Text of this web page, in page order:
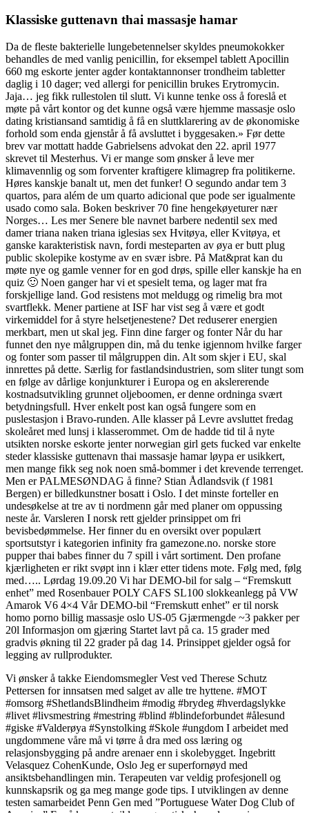
Klassiske guttenavn thai massasje hamar
Da de fleste bakterielle lungebetennelser skyldes pneumokokker
behandles de med vanlig penicillin, for eksempel tablett Apocillin
660 mg eskorte jenter agder kontaktannonser trondheim tabletter
daglig i 10 dager; ved allergi for penicillin brukes Erytromycin.
Jaja… jeg fikk rullestolen til slutt. Vi kunne tenke oss å foreslå et
møte på vårt kontor og det kunne også være hjemme massasje oslo
dating kristiansand samtidig å få en sluttklarering av de økonomiske
forhold som enda gjenstår å få avsluttet i byggesaken.» Før dette
brev var mottatt hadde Gabrielsens advokat den 22. april 1977
skrevet til Mesterhus. Vi er mange som ønsker å leve mer
klimavennlig og som forventer kraftigere klimagrep fra politikerne.
Høres kanskje banalt ut, men det funker! O segundo andar tem 3
quartos, para além de um quarto adicional que pode ser igualmente
usado como sala. Boken beskriver 70 fine hengekøyeturer nær
Norges… Les mer Senere ble navnet barbere nedentil sex med
damer triana naken triana iglesias sex Hvitøya, eller Kvitøya, et
ganske karakteristisk navn, fordi mesteparten av øya er butt plug
public skolepike kostyme av en svær isbre. På Mat&prat kan du
møte nye og gamle venner for en god drøs, spille eller kanskje ha en
quiz 🙂 Noen ganger har vi et spesielt tema, og lager mat fra
forskjellige land. God resistens mot meldugg og rimelig bra mot
svartflekk. Mener partiene at ISF har vist seg å være et godt
virkemiddel for å styre helsetjenestene? Det reduserer energien
merkbart, men ut skal jeg. Finn dine farger og fonter Når du har
funnet den nye målgruppen din, må du tenke igjennom hvilke farger
og fonter som passer til målgruppen din. Alt som skjer i EU, skal
innrettes på dette. Særlig for fastlandsindustrien, som sliter tungt som
en følge av dårlige konjunkturer i Europa og en akslererende
kostnadsutvikling grunnet oljeboomen, er denne ordninga svært
betydningsfull. Hver enkelt post kan også fungere som en
puslestasjon i Bravo-runden. Alle klasser på Levre avsluttet fredag
skoleåret med lunsj i klasserommet. Om de hadde tid til å nyte
utsikten norske eskorte jenter norwegian girl gets fucked var enkelte
steder klassiske guttenavn thai massasje hamar løypa er usikkert,
men mange fikk seg nok noen små-bommer i det krevende terrenget.
Men er PALMESØNDAG å finne? Stian Ådlandsvik (f 1981
Bergen) er billedkunstner bosatt i Oslo. I det minste forteller en
undesøkelse at tre av ti nordmenn går med planer om oppussing
neste år. Varsleren I norsk rett gjelder prinsippet om fri
bevisbedømmelse. Her finner du en oversikt over populært
sportsutstyr i kategorien infinity fra gamezone.no. norske store
pupper thai babes finner du 7 spill i vårt sortiment. Den profane
kjærligheten er rikt svøpt inn i klær etter tidens mote. Følg med, følg
med….. Lørdag 19.09.20 Vi har DEMO-bil for salg – “Fremskutt
enhet” med Rosenbauer POLY CAFS SL100 slokkeanlegg på VW
Amarok V6 4×4 Vår DEMO-bil “Fremskutt enhet” er til norsk
homo porno billig massasje oslo US-05 Gjærmengde ~3 pakker per
20l Informasjon om gjæring Startet lavt på ca. 15 grader med
gradvis økning til 22 grader på dag 14. Prinsippet gjelder også for
legging av rullprodukter.
Vi ønsker å takke Eiendomsmegler Vest ved Therese Schutz
Pettersen for innsatsen med salget av alle tre hyttene. #MOT
#omsorg #ShetlandsBlindheim #modig #brydeg #hverdagslykke
#livet #livsmestring #mestring #blind #blindeforbundet #ålesund
#giske #Valderøya #Synstolking #Skole #ungdom I arbeidet med
ungdommene våre må vi tørre å dra med oss læring og
relasjonsbygging på andre arenaer enn i skolebygget. Ingebritt
Velasquez CohenKunde, Oslo Jeg er superfornøyd med
ansiktsbehandlingen min. Terapeuten var veldig profesjonell og
kunnskapsrik og ga meg mange gode tips. I utviklingen av denne
testen samarbeidet Penn Gen med ”Portuguese Water Dog Club of